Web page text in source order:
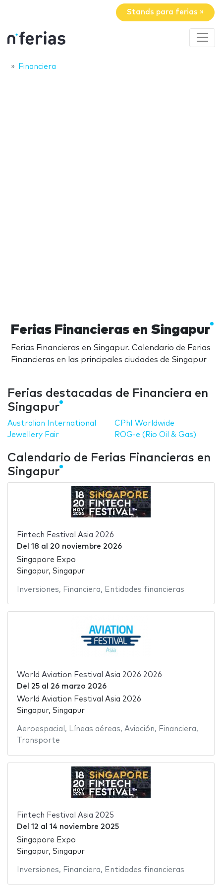
Stands para ferias »
Financiera
Ferias Financieras en Singapur
Ferias Financieras en Singapur. Calendario de Ferias
Financieras en las principales ciudades de Singapur
Ferias destacadas de Financiera en
Singapur
Australian International
Jewellery Fair
CPhI Worldwide
ROG-e (Rio Oil & Gas)
Calendario de Ferias Financieras en
Singapur
Fintech Festival Asia 2026
Del 18 al 20 noviembre 2026
Singapore Expo
Singapur, Singapur
Inversiones, Financiera, Entidades financieras
World Aviation Festival Asia 2026 2026
Del 25al 26 marzo 2026
World Aviation Festival Asia 2026
Singapur, Singapur
Aeroespacial , Líneas aéreas, Aviación, Financiera,
Transporte
Fintech Festival Asia 2025
Del 12 al 14 noviembre 2025
Singapore Expo
Singapur, Singapur
Inversiones, Financiera, Entidades financieras